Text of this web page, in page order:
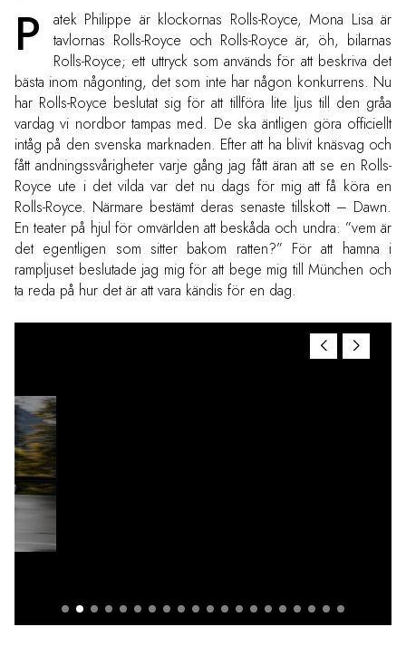
P
atek Philippe är klockornas Rolls-Royce, Mona Lisa är
tavlornas Rolls-Royce och Rolls-Royce är, öh, bilarnas
Rolls-Royce; ett uttryck som används för att beskriva det
bästa inom någonting, det som inte har någon konkurrens. Nu
har Rolls-Royce beslutat sig för att tillföra lite ljus till den gråa
vardag vi nordbor tampas med. De ska äntligen göra officiellt
intåg på den svenska marknaden. Efter att ha blivit knäsvag och
fått andningssvårigheter varje gång jag fått äran att se en Rolls-
Royce ute i det vilda var det nu dags för mig att få köra en
Rolls-Royce. Närmare bestämt deras senaste tillskott – Dawn.
En teater på hjul för omvärlden att beskåda och undra: ”vem är
det egentligen som sitter bakom ratten?” För att hamna i
rampljuset beslutade jag mig för att bege mig till München och
ta reda på hur det är att vara kändis för en dag.